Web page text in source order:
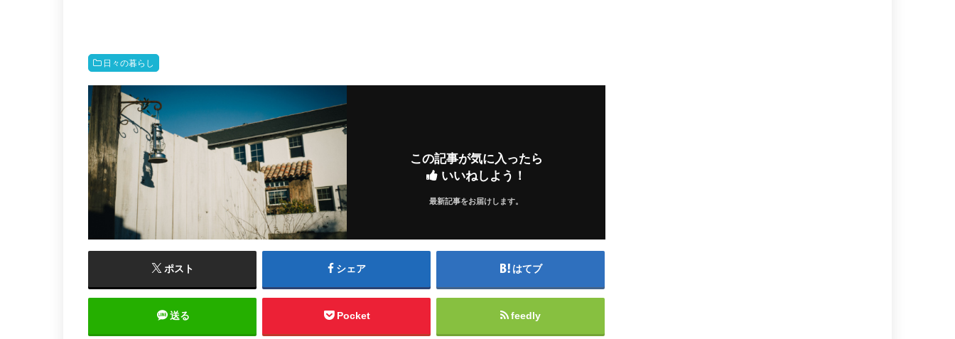
日々の暮らし
この記事が気に入ったら
いいねしよう！
最新記事をお届けします。
ポスト シェア はてブ
送る Pocket feedly